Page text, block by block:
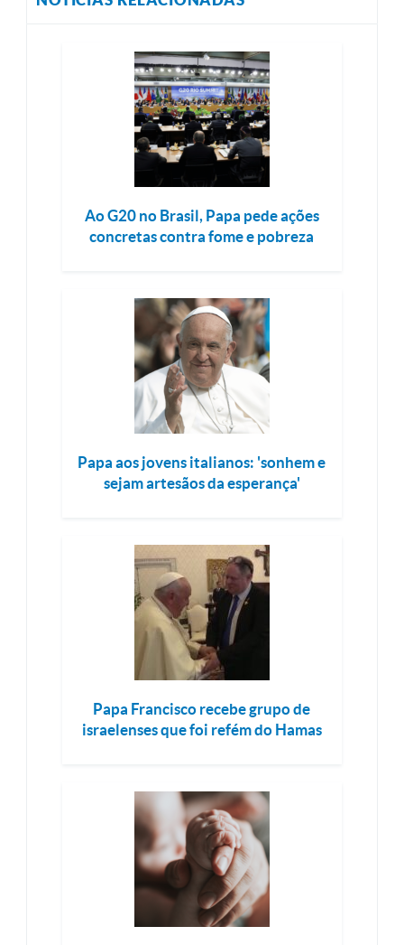
Ao G20 no Brasil, Papa pede ações
concretas contra fome e pobreza
Papa aos jovens italianos: 'sonhem e
sejam artesãos da esperança'
Papa Francisco recebe grupo de
israelenses que foi refém do Hamas